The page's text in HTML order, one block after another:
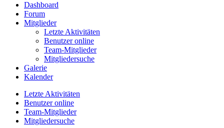
Dashboard
Forum
Mitglieder
Letzte Aktivitäten
Benutzer online
Team-Mitglieder
Mitgliedersuche
Galerie
Kalender
Letzte Aktivitäten
Benutzer online
Team-Mitglieder
Mitgliedersuche